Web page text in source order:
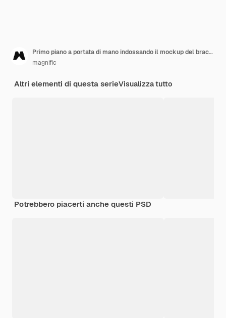
Primo piano a portata di mano indossando il mockup del braccialetto
magnific
Altri elementi di questa serieVisualizza tutto
Potrebbero piacerti anche questi PSD